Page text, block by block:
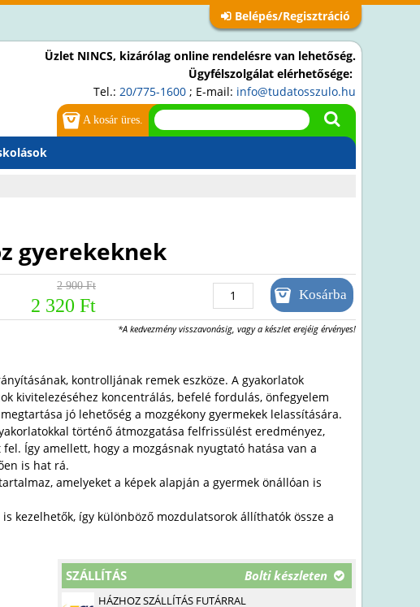
Belépés/Regisztráció
Üzlet NINCS, kizárólag online rendelésre van lehetőség.
Ügyfélszolgálat elérhetősége:
Tel.: 20/775-1600 ; E-mail: info@tudatosszulo.hu
gyerekeknek
2 900 Ft
2 320 Ft
*A kedvezmény visszavonásig, vagy a készlet erejéig érvényes!
kontrolljának remek eszköze. A gyakorlatok
kivitelezéséhez koncentrálás, befelé fordulás, önfegyelem
jó lehetőség a mozgékony gyermekek lelassítására.
történő átmozgatása felfrissülést eredményez,
Így amellett, hogy a mozgásnak nyugtató hatása van a
is hat rá.
amelyeket a képek alapján a gyermek önállóan is
kezelhetők, így különböző mozdulatsorok állíthatók össze a
SZÁLLÍTÁS Bolti készleten
HÁZHOZ SZÁLLÍTÁS FUTÁRRAL
A kosár üres.